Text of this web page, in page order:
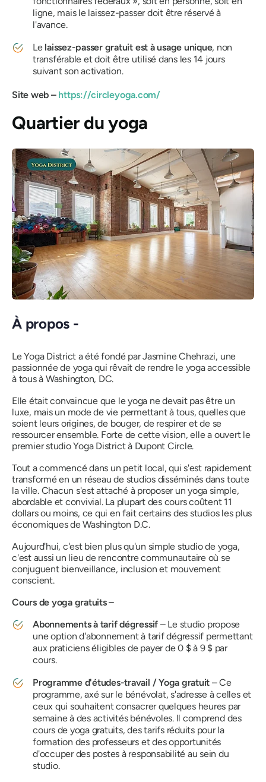
ligne, mais le laissez-passer doit être réservé à
l'avance.
Le laissez-passer gratuit est à usage unique, non
transférable et doit être utilisé dans les 14 jours
suivant son activation.
Site web – https://circleyoga.com/
Quartier du yoga
À propos -
Le Yoga District a été fondé par Jasmine Chehrazi, une
passionnée de yoga qui rêvait de rendre le yoga accessible
à tous à Washington, DC.
Elle était convaincue que le yoga ne devait pas être un
luxe, mais un mode de vie permettant à tous, quelles que
soient leurs origines, de bouger, de respirer et de se
ressourcer ensemble. Forte de cette vision, elle a ouvert le
premier studio Yoga District à Dupont Circle.
Tout a commencé dans un petit local, qui s'est rapidement
transformé en un réseau de studios disséminés dans toute
la ville. Chacun s'est attaché à proposer un yoga simple,
abordable et convivial. La plupart des cours coûtent 11
dollars ou moins, ce qui en fait certains des studios les plus
économiques de Washington D.C.
Aujourd'hui, c'est bien plus qu'un simple studio de yoga,
c'est aussi un lieu de rencontre communautaire où se
conjuguent bienveillance, inclusion et mouvement
conscient.
Cours de yoga gratuits –
Abonnements à tarif dégressif – Le studio propose
une option d'abonnement à tarif dégressif permettant
aux praticiens éligibles de payer de 0 $ à 9 $ par
cours.
Programme d'études-travail / Yoga gratuit – Ce
programme, axé sur le bénévolat, s'adresse à celles et
ceux qui souhaitent consacrer quelques heures par
semaine à des activités bénévoles. Il comprend des
cours de yoga gratuits, des tarifs réduits pour la
formation des professeurs et des opportunités
d'occuper des postes à responsabilité au sein du
studio.